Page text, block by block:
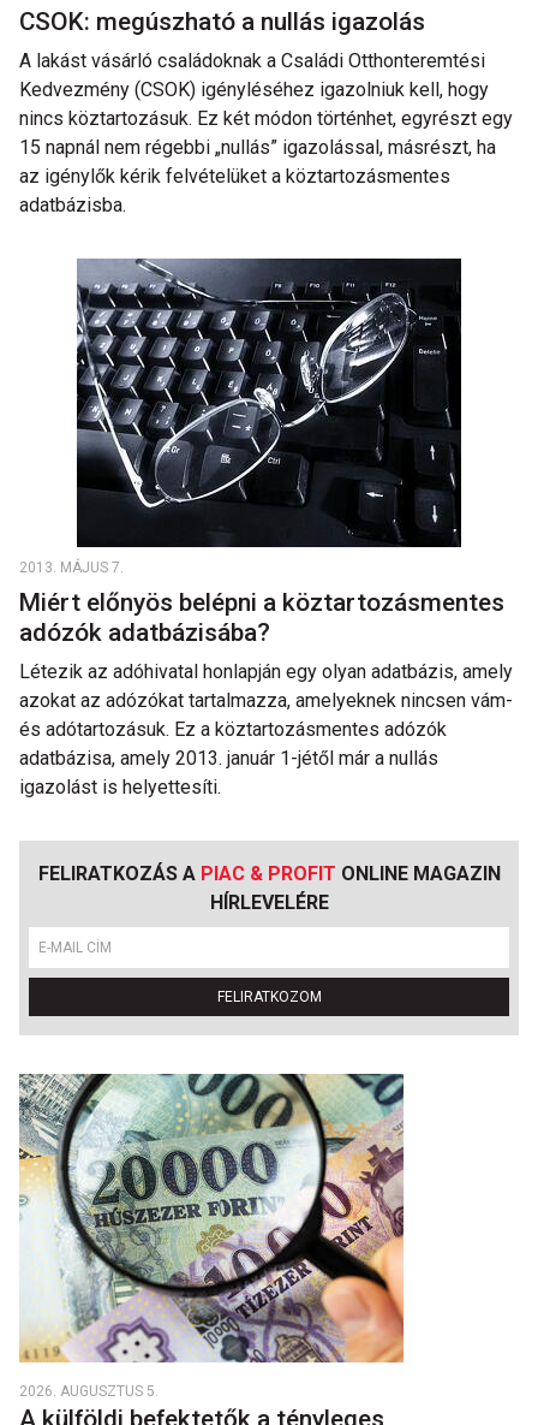
CSOK: megúszható a nullás igazolás
A lakást vásárló családoknak a Családi Otthonteremtési
Kedvezmény (CSOK) igényléséhez igazolniuk kell, hogy
nincs köztartozásuk. Ez két módon történhet, egyrészt egy
15 napnál nem régebbi „nullás” igazolással, másrészt, ha
az igénylők kérik felvételüket a köztartozásmentes
adatbázisba.
2013. MÁJUS 7.
Miért előnyös belépni a köztartozásmentes
adózók adatbázisába?
Létezik az adóhivatal honlapján egy olyan adatbázis, amely
azokat az adózókat tartalmazza, amelyeknek nincsen vám-
és adótartozásuk. Ez a köztartozásmentes adózók
adatbázisa, amely 2013. január 1-jétől már a nullás
igazolást is helyettesíti.
FELIRATKOZÁS A PIAC & PROFIT ONLINE MAGAZIN
HÍRLEVELÉRE
FELIRATKOZOM
2026. AUGUSZTUS 5.
A külföldi befektetők a tényleges